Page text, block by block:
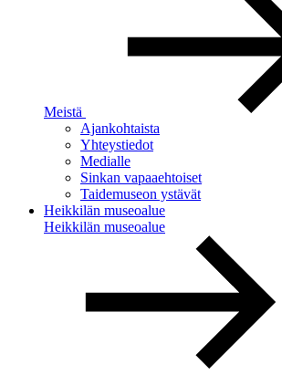
Meistä
Ajankohtaista
Yhteystiedot
Medialle
Sinkan vapaaehtoiset
Taidemuseon ystävät
Heikkilän museoalue
Heikkilän museoalue